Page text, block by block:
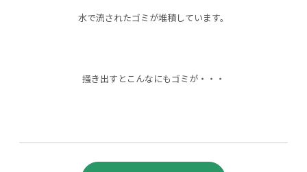
水で流されたゴミが堆積しています。
掻き出すとこんなにもゴミが・・・